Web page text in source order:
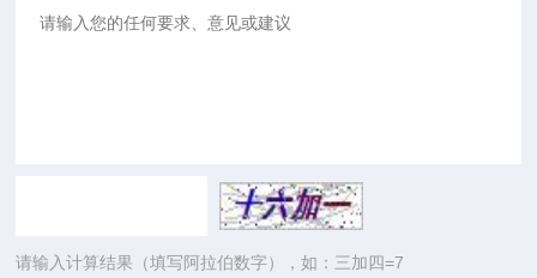
请输入计算结果（填写阿拉伯数字），如：三加四=7